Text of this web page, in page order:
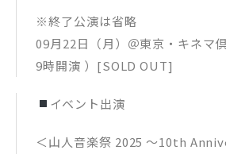
※終了公演は省略
09月22日（月）＠東京・キネマ
9時開演 ）[SOLD OUT]
イベント出演
＜山人音楽祭 2025 ～10th